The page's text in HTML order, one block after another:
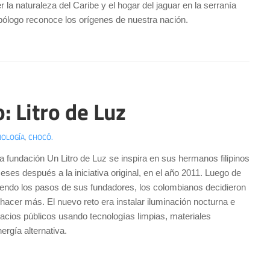
la naturaleza del Caribe y el hogar del jaguar en la serranía
reconoce los orígenes de nuestra nación.
Litro de Luz
, CHOCÓ.
fundación Un Litro de Luz se inspira en sus hermanos filipinos
después a la iniciativa original, en el año 2011. Luego de
los pasos de sus fundadores, los colombianos decidieron
más. El nuevo reto era instalar iluminación nocturna e
públicos usando tecnologías limpias, materiales
alternativa.